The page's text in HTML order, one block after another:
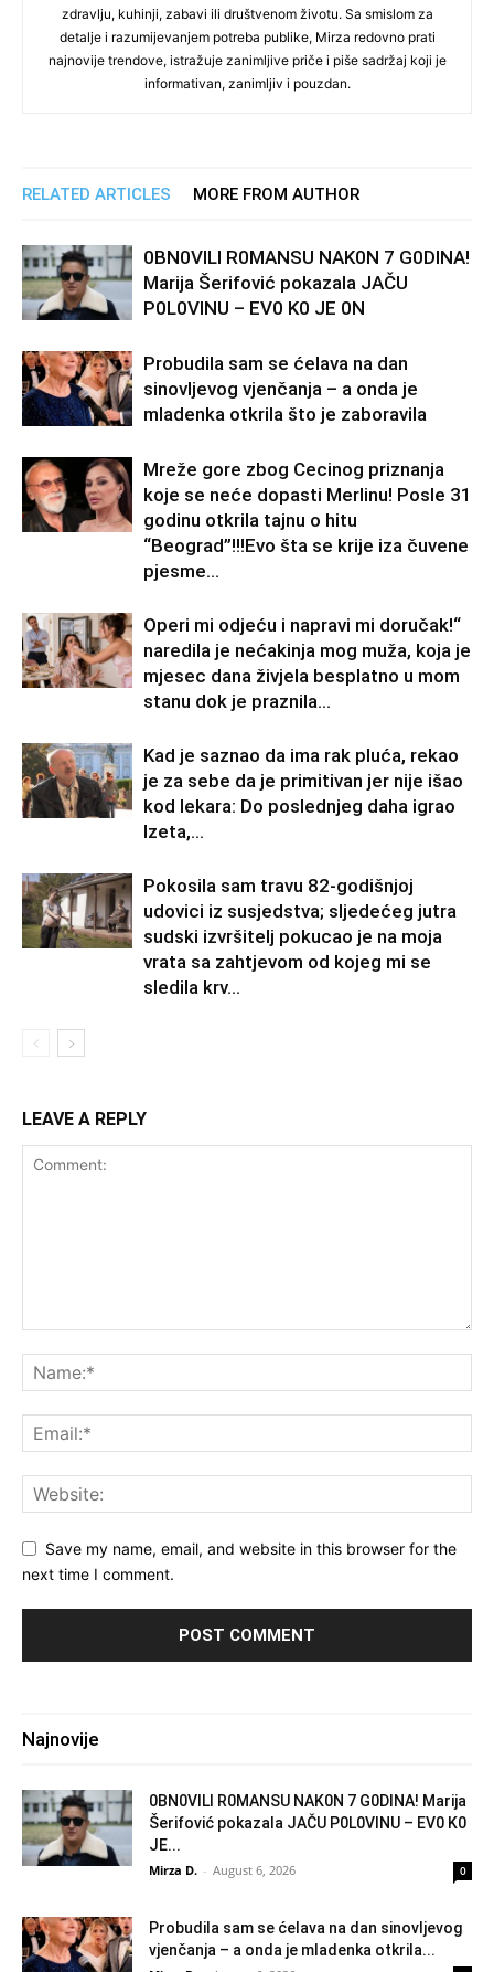
zdravlju, kuhinji, zabavi ili društvenom životu. Sa smislom za
detalje i razumijevanjem potreba publike, Mirza redovno prati
najnovije trendove, istražuje zanimljive priče i piše sadržaj koji je
informativan, zanimljiv i pouzdan.
RELATED ARTICLES MORE FROM AUTHOR
0BN0VlLl R0MANSU NAK0N 7 G0DlNA!
Marija Šerifović pokazala JAČU
P0L0VINU – EV0 K0 JE 0N
Probudila sam se ćelava na dan
sinovljevog vjenčanja – a onda je
mladenka otkrila što je zaboravila
Mreže gore zbog Cecinog priznanja
koje se neće dopasti Merlinu! Posle 31
godinu otkrila tajnu o hitu
“Beograd”!!!Evo šta se krije iza čuvene
pjesme...
Operi mi odjeću i napravi mi doručak!“
naredila je nećakinja mog muža, koja je
mjesec dana živjela besplatno u mom
stanu dok je praznila...
Kad je saznao da ima rak pluća, rekao
je za sebe da je primitivan jer nije išao
kod lekara: Do poslednjeg daha igrao
Izeta,...
Pokosila sam travu 82-godišnjoj
udovici iz susjedstva; sljedećeg jutra
sudski izvršitelj pokucao je na moja
vrata sa zahtjevom od kojeg mi se
sledila krv...
LEAVE A REPLY
Save my name, email, and website in this browser for the
next time I comment.
Najnovije
0BN0VlLl R0MANSU NAK0N 7 G0DlNA! Marija
Šerifović pokazala JAČU P0L0VINU – EV0 K0
JE...
Mirza D. - August 6, 2026 0
Probudila sam se ćelava na dan sinovljevog
vjenčanja – a onda je mladenka otkrila...